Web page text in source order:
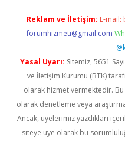
Reklam ve İletişim: E-mail:
forumhizmeti@gmail.com
Yasal Uyarı: Sitemiz, 5651
ve İletişim Kurumu (BTK)
olarak hizmet vermektedir.
olarak denetleme veya
Ancak, üyelerimiz yazdıkları
siteye üye olarak bu